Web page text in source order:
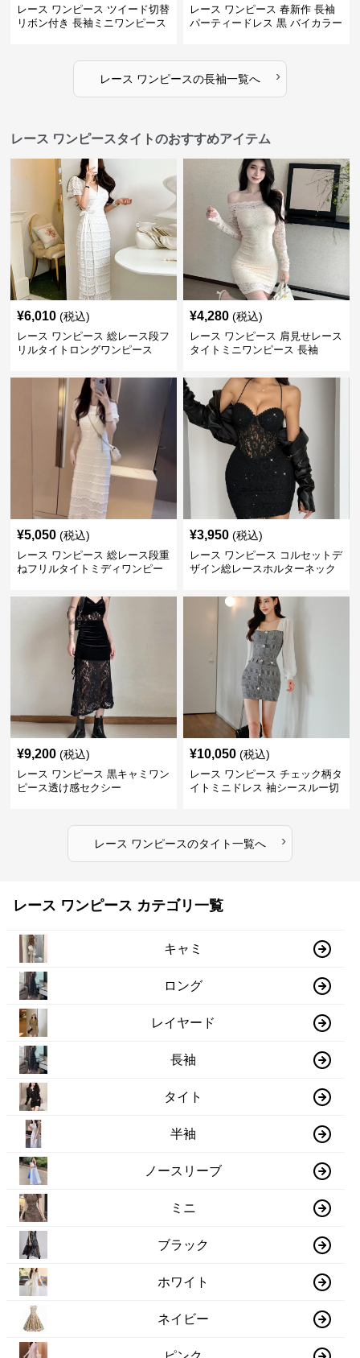
レース ワンピース ツイード切替
リボン付き 長袖ミニワンピース
レース ワンピース 春新作 長袖
パーティードレス 黒 バイカラー
レース ワンピースの長袖一覧へ ›
レース ワンピースタイトのおすすめアイテム
¥6,010 (税込)
レース ワンピース 総レース段フ
リルタイトロングワンピース
¥4,280 (税込)
レース ワンピース 肩見せレース
タイトミニワンピース 長袖
¥5,050 (税込)
レース ワンピース 総レース段重
ねフリルタイトミディワンピー
¥3,950 (税込)
レース ワンピース コルセットデ
ザイン総レースホルターネック
¥9,200 (税込)
レース ワンピース 黒キャミワン
ピース透け感セクシー
¥10,050 (税込)
レース ワンピース チェック柄タ
イトミニドレス 袖シースルー切
レース ワンピースのタイト一覧へ ›
レース ワンピース カテゴリ一覧
キャミ
ロング
レイヤード
長袖
タイト
半袖
ノースリーブ
ミニ
ブラック
ホワイト
ネイビー